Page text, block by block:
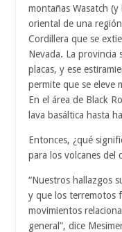
montañas Wasatch
oriental de una
Cordillera que se
Nevada. La provincia
placas, y ese
permite que se eleve
En el área de Black
lava basáltica hasta
Entonces, ¿qué
para los volcanes del
“Nuestros hallazgos
y que los terremotos
movimientos
general”, dice